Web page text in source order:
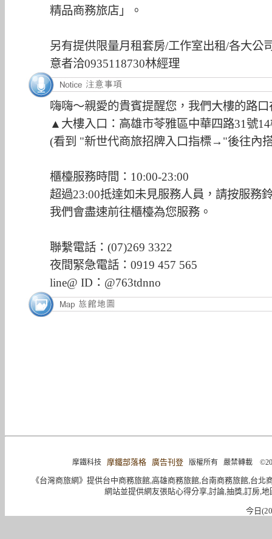
精品商務旅店」。
另有提供限量月租套房/工作室出租/各大公
意者洽0935118730林經理
嗨嗨～親愛的貴賓提醒您，我們大樓的路口
▲大樓入口：高雄市苓雅區中華四路31號
(看到 "新世代商旅招牌入口指標→"後往內
櫃檯服務時間：10:00-23:00
超過23:00抵達如未見服務人員，請按服務
我們會盡速前往櫃檯為您服務。
聯繫電話：(07)269 3322
夜間緊急電話：0919 457 565
line@ ID：@763tdnno
摩鐵科技 摩鐵部落格 廣告刊登 版權所有 嚴禁轉載
《台灣商旅網》提供台中商務旅館,高雄商務旅館,台南商務旅館,台
網站並提供網友張貼心得分享,討論,抽獎,訂房,
今日